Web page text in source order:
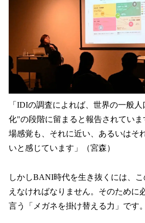
「IDIの調査によれば、世界の一般
化"の段階に留まると報告されていま
場感覚も、それに近い、あるいはそ
いと感じています」（宮森）
しかしBANI時代を生き抜くには、
えなければなりません。そのために
言う「メガネを掛け替える力」です。